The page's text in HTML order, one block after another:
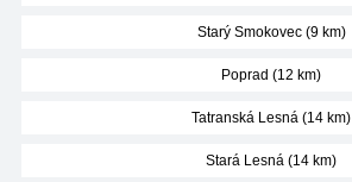
Starý Smokovec (9 km)
Poprad (12 km)
Tatranská Lesná (14 km)
Stará Lesná (14 km)